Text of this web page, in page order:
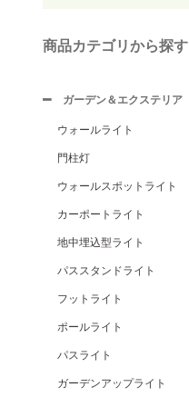
商品カテゴリから探す
ガーデン＆エクステリア
ウォールライト
門柱灯
ウォールスポットライト
カーポートライト
地中埋込型ライト
パススタンドライト
フットライト
ポールライト
パスライト
ガーデンアップライト